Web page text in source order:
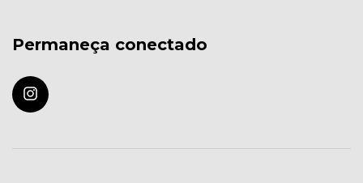
Permaneça conectado